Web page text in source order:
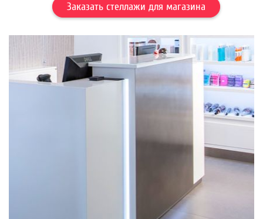
Заказать стеллажи для магазина